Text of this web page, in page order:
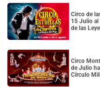
Circo de
15 Julio al
de las
Circo
de Julio
Círculo